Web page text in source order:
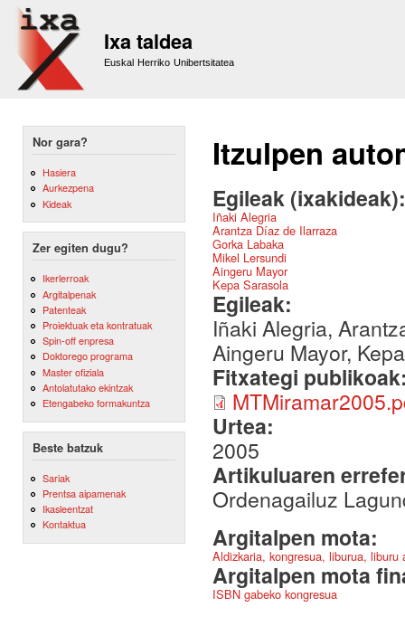
Ixa taldea
Euskal Herriko Unibertsitatea
Nor gara?
Hasiera
Aurkezpena
Kideak
Zer egiten dugu?
Ikerlerroak
Argitalpenak
Patenteak
Proiektuak eta kontratuak
Spin-off enpresa
Doktorego programa
Master ofiziala
Antolatutako ekintzak
Etengabeko formakuntza
Beste batzuk
Sariak
Prentsa aipamenak
Ikasleentzat
Kontaktua
Itzulpen
Egileak
Iñaki Alegria
Arantza Díaz de Ilarraza
Gorka Labaka
Mikel Lersundi
Aingeru Mayor
Kepa Sarasola
Egileak:
Iñaki Alegria,
Aingeru Mayor,
Fitxategi
Urtea:
2005
Artikuluaren
Ordenagailuz
Argitalpen mota:
Aldizkaria, kongresua, liburua,
Argitalpen mota
ISBN gabeko kongresua